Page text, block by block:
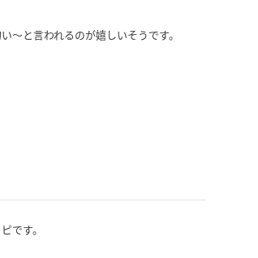
〜と言われるのが嬉しいそうです。
です。